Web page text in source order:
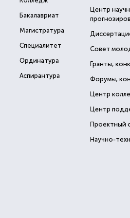
Бакалавриат
Магистратура
Специалитет
Ординатура
Аспирантура
Центр
Совет
Гранты,
Форумы,
Центр
Центр
Проектный
Научно-